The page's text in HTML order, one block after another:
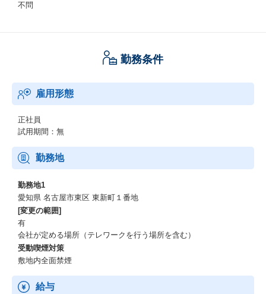
不問
勤務条件
雇用形態
正社員
試用期間：無
勤務地
勤務地1
愛知県 名古屋市東区 東新町１番地
[変更の範囲]
有
会社が定める場所（テレワークを行う場所を含む）
受動喫煙対策
敷地内全面禁煙
給与